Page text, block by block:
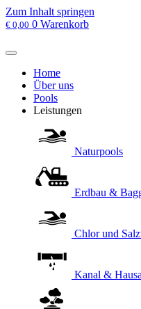
Zum Inhalt springen
€ 0,00 0 Warenkorb
Home
Über uns
Pools
Leistungen
Naturpools
Erdbau &
Chlor und
Kanal &